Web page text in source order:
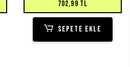
702,99 TL
SEPETE EKLE